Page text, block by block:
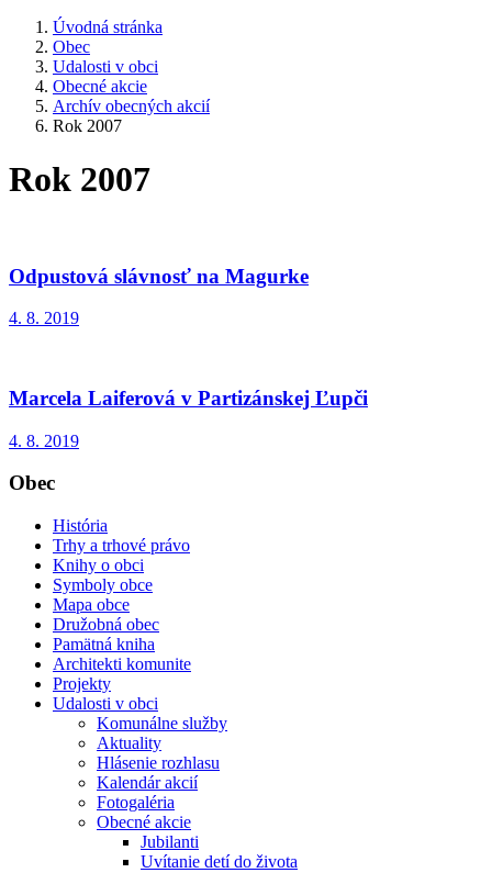
Úvodná stránka
Obec
Udalosti v obci
Obecné akcie
Archív obecných akcií
Rok 2007
Rok 2007
Odpustová slávnosť na Magurke
4. 8. 2019
Marcela Laiferová v Partizánskej Ľupči
4. 8. 2019
Obec
História
Trhy a trhové právo
Knihy o obci
Symboly obce
Mapa obce
Družobná obec
Pamätná kniha
Architekti komunite
Projekty
Udalosti v obci
Komunálne služby
Aktuality
Hlásenie rozhlasu
Kalendár akcií
Fotogaléria
Obecné akcie
Jubilanti
Uvítanie detí do života